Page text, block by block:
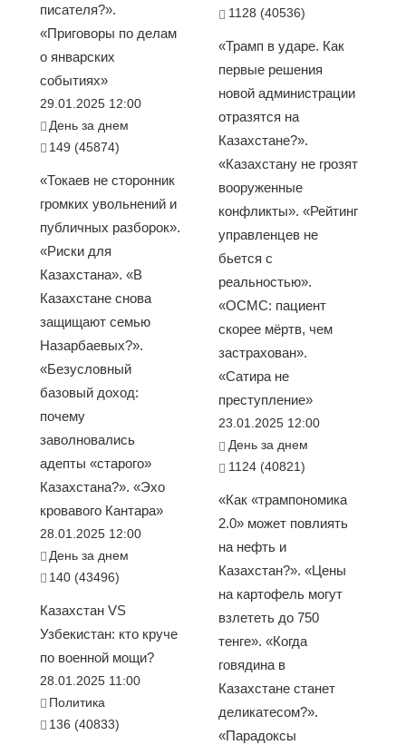
писателя?».
«Приговоры по делам
о январских
событиях»
29.01.2025 12:00
День за днем
149 (45874)
«Токаев не сторонник
громких увольнений и
публичных разборок».
«Риски для
Казахстана». «В
Казахстане снова
защищают семью
Назарбаевых?».
«Безусловный
базовый доход:
почему
заволновались
адепты «старого»
Казахстана?». «Эхо
кровавого Кантара»
28.01.2025 12:00
День за днем
140 (43496)
Казахстан VS
Узбекистан: кто круче
по военной мощи?
28.01.2025 11:00
Политика
136 (40833)
1128 (40536)
«Трамп в ударе. Как
первые решения
новой администрации
отразятся на
Казахстане?».
«Казахстану не грозят
вооруженные
конфликты». «Рейтинг
управленцев не
бьется с
реальностью».
«ОСМС: пациент
скорее мёртв, чем
застрахован».
«Сатира не
преступление»
23.01.2025 12:00
День за днем
1124 (40821)
«Как «трампономика
2.0» может повлиять
на нефть и
Казахстан?». «Цены
на картофель могут
взлететь до 750
тенге». «Когда
говядина в
Казахстане станет
деликатесом?».
«Парадоксы